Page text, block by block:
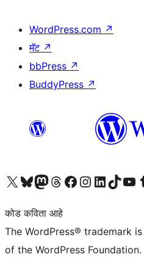
WordPress.com ↗
मॅट ↗
bbPress ↗
BuddyPress ↗
आमच्या X (एक्स) (पूर्वीचे ट्विटर) खात्याला भेट द्या आमच्या ब्लूस्की खात्याला भेट द्या.आमच्या Mastodon खात्याला भेट द्या.आमच्या थ्रेड्स खात्याला भेट द्या. आमच्या फेसबुक पेजला भेट द्या आमच्या इंस्टाग्राम खात्याला भेट द्या आमच्या लिंक्डइन खात्याला भेट द्या आमच्या टिकटॉक अकाउंटला भेट द्या.आमच्या यूट्यूब चॅनेलला भेट द्या आमच्या
कोड कविता आहे
The WordPress® trademark
of the WordPress Foundation.